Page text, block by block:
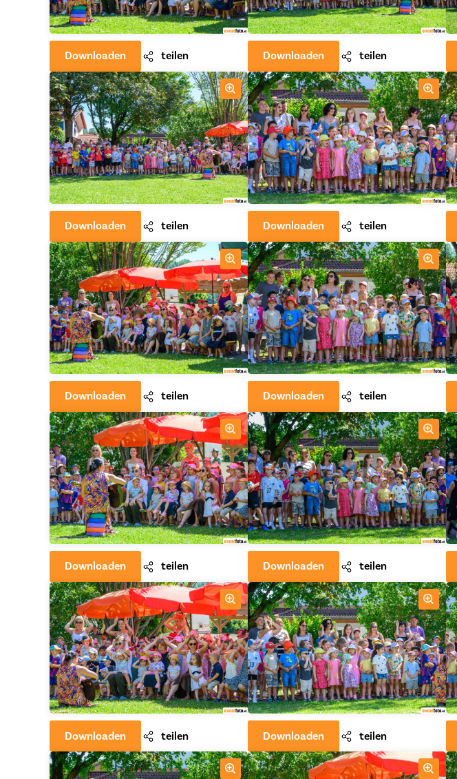
Downloaden teilen Downloaden teilen
Downloaden teilen Downloaden teilen
Downloaden teilen Downloaden teilen
Downloaden teilen Downloaden teilen
Downloaden teilen Downloaden teilen